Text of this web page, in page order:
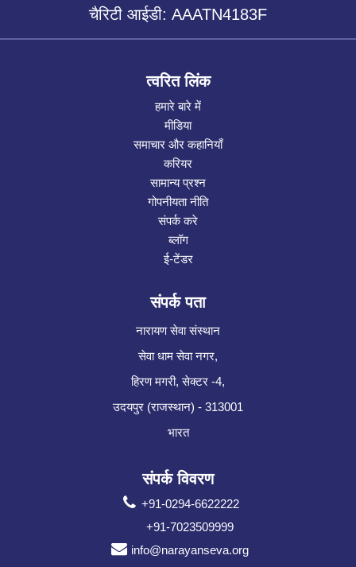
चैरिटी आईडी: AAATN4183F
त्वरित लिंक
हमारे बारे में
मीडिया
समाचार और कहानियाँ
करियर
सामान्य प्रश्न
गोपनीयता नीति
संपर्क करे
ब्लॉग
ई-टेंडर
संपर्क पता
नारायण सेवा संस्थान
सेवा धाम सेवा नगर,
हिरण मगरी, सेक्टर -4,
उदयपुर (राजस्थान) - 313001
भारत
संपर्क विवरण
+91-0294-6622222
+91-7023509999
info@narayanseva.org